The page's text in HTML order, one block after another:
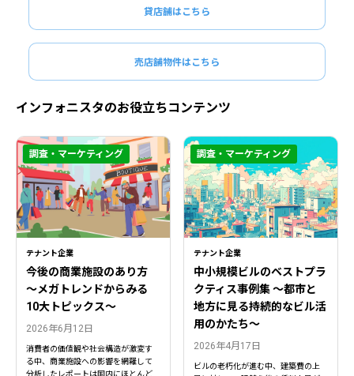
貸店舗はこちら
売店舗物件はこちら
インフォニスタのお役立ちコンテンツ
テナント企業
今後の商業施設のあり方
〜メガトレンドからみる
10大トピックス〜
2026年6月12日
消費者の価値観や社会構造が激変す
る中、商業施設への影響を網羅して
分析したレポートは国内にほとんど
調査・マーケティング
テナント企業
中小規模ビルのベストプラ
クティス事例集 ～都市と
地方に見る持続的なビル活
用のかたち～
2026年4月17日
ビルの老朽化が進む中、建築費の上
調査・マーケティング